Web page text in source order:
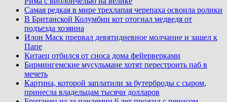
Самая редкая в мире трехлапая черепаха освоила ролики
В Британской Колумбии кот отогнал медведя от
подъезда хозяина
Илон Маск прервал девятидневное молчание и зашел к
Папе
Китаец отбился от сноса дома фейерверками
Бирмингемские мусульмане хотят перестроить паб в
мечеть
Картина, которой заплатили за бутерброды с сыром,
принесла владельцам тысячи долларов